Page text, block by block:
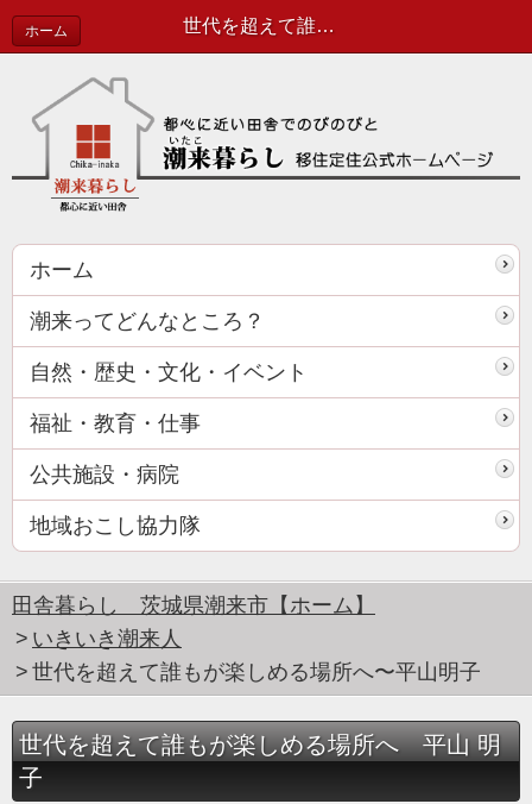
世代を超えて誰もが楽しめる場所へ〜平山明子
ホーム
ホーム
潮来ってどんなところ？
自然・歴史・文化・イベント
福祉・教育・仕事
公共施設・病院
地域おこし協力隊
田舎暮らし 茨城県潮来市【ホーム】
いきいき潮来人
世代を超えて誰もが楽しめる場所へ〜平山明子
世代を超えて誰もが楽しめる場所へ 平山 明
子